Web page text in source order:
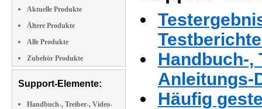
Aktuelle Produkte
Ältere Produkte
Alle Produkte
Zubehör Produkte
Support-Elemente:
Handbuch-, Treiber-, Video-
Handbuch-,
Anleitungs-
Häufig